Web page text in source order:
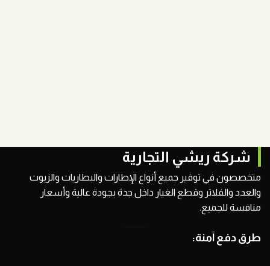
شركة ريشي التجارية
متخصصون في توفير جميع أنواع الإطارات والبطاريات والزيوت
والعدد والفلاتر وقطع الغيار داخل جدة بجودة عالية وأسعار
منافسة للجميع.
طرق دفع آمنة: